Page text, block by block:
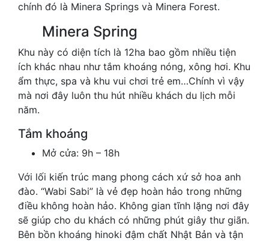
chính đó là Minera Springs và Minera Forest.
Minera Spring
Khu này có diện tích là 12ha bao gồm nhiều tiện
ích khác nhau như tắm khoáng nóng, xông hơi. Khu
ẩm thực, spa và khu vui chơi trẻ em…Chính vì vậy
mà nơi đây luôn thu hút nhiều khách du lịch mỗi
năm.
Tắm khoáng
Mở cửa: 9h – 18h
Với lối kiến trúc mang phong cách xứ sở hoa anh
đào. “Wabi Sabi” là vẻ đẹp hoàn hảo trong những
điều không hoàn hảo. Không gian tĩnh lặng nơi đây
sẽ giúp cho du khách có những phút giây thư giãn.
Bên bồn khoáng hinoki đậm chất Nhật Bản và tận